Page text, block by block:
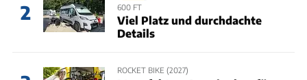
2
600 FT
Viel Platz und durchdachte
Details
ROCKET BIKE (2027)